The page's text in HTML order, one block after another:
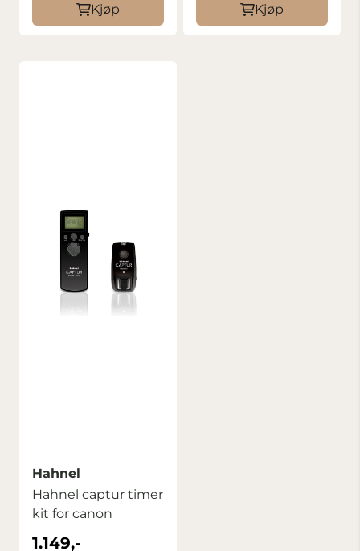
Kjøp Kjøp
Hahnel
Hahnel captur timer
kit for canon
1.149,-